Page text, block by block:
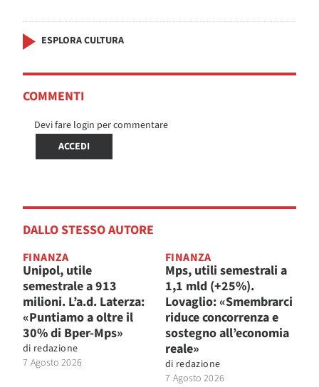
ESPLORA CULTURA
COMMENTI
Devi fare login per commentare
ACCEDI
DALLO STESSO AUTORE
FINANZA
Unipol, utile
semestrale a 913
milioni. L’a.d. Laterza:
«Puntiamo a oltre il
30% di Bper-Mps»
di redazione
7 Agosto 2026
FINANZA
Mps, utili semestrali a
1,1 mld (+25%).
Lovaglio: «Smembrarci
riduce concorrenza e
sostegno all’economia
reale»
di redazione
7 Agosto 2026